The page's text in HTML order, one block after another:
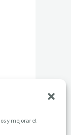
y mejorar el